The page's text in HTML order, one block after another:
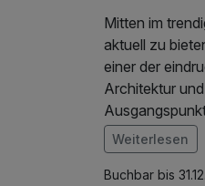
Mitten im
aktuell zu
einer der
Architektur
Rad.
genießen.
Im Angebot
1 x Welcome
Weiterlesen
Buchbar bis